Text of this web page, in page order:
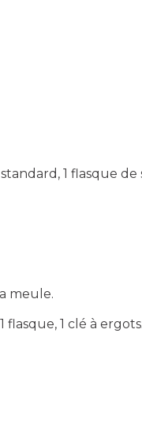
1 flasque
meule.
flasque, 1 clé à ergots.